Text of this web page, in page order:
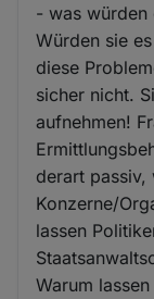
- was würden
Würden sie
diese
sicher nicht.
aufnehmen!
derart passiv,
Konzerne/
lassen
Warum